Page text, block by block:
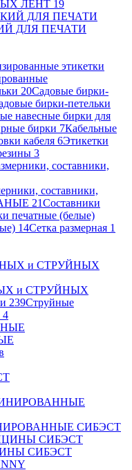
ЛЕНТ 19
ДЛЯ ПЕЧАТИ
20Садовые бирки-
бирки-петельки
навесные бирки для
бирки 7Кабельные
кабеля 6Этикетки
3
составники,
21Составники
печатные (белые)
14Сетка размерная 1
и СТРУЙНЫХ
239Струйные
4
СИБЭСТ
СИБЭСТ